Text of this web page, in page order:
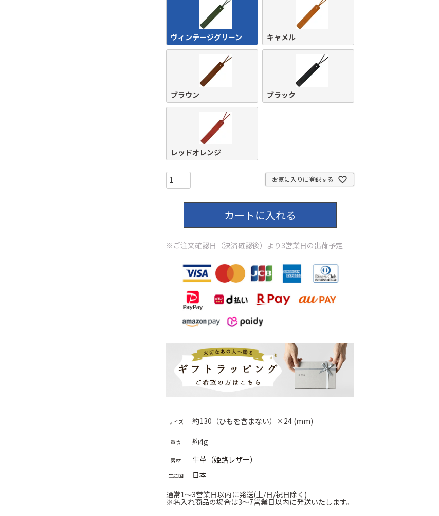
ヴィンテージグリーン キャメル
ブラウン ブラック
レッドオレンジ
お気に入りに登録する
カートに入れる
※ご注文確認日（決済確認後）より3営業日の出荷予定
サイズ 約130（ひもを含まない）×24 (mm)
重さ 約4g
素材 牛革（姫路レザー）
生産国
日本
通常1～3営業日以内に発送(土/日/祝日除く)
※名入れ商品の場合は3～7営業日以内に発送いたします。